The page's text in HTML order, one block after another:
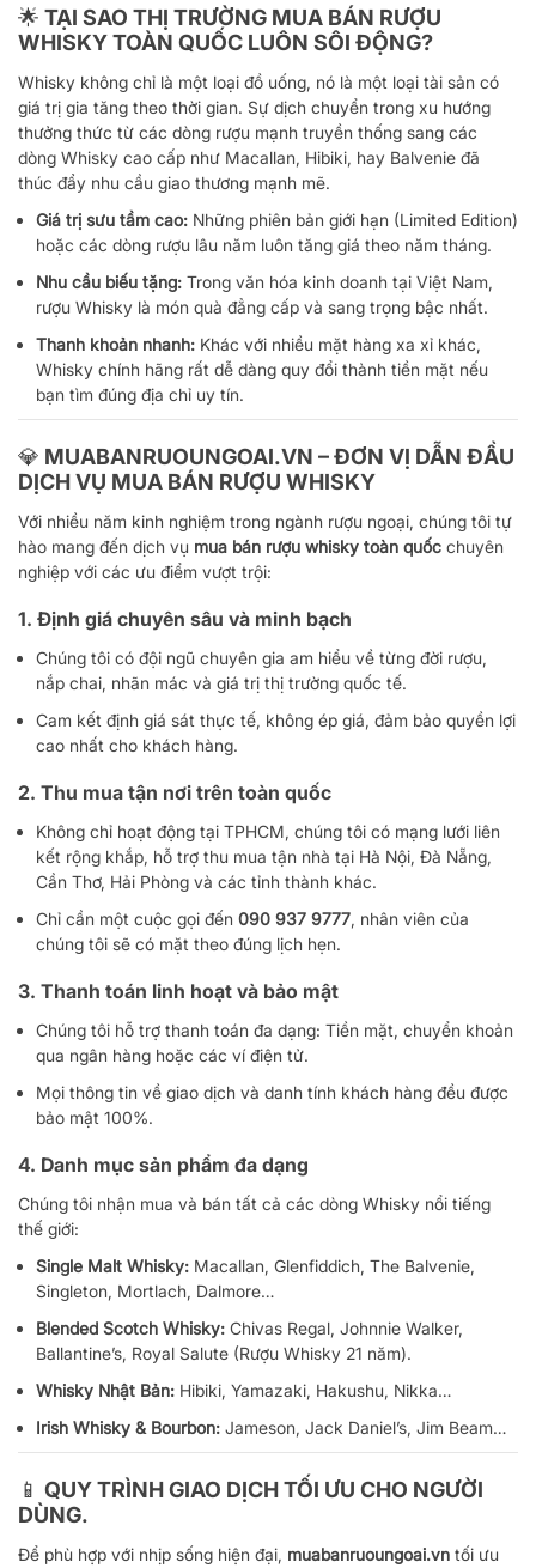
🌟 TẠI SAO THỊ TRƯỜNG MUA BÁN RƯỢU
WHISKY TOÀN QUỐC LUÔN SÔI ĐỘNG?
Whisky không chỉ là một loại đồ uống, nó là một loại tài sản có
giá trị gia tăng theo thời gian. Sự dịch chuyển trong xu hướng
thưởng thức từ các dòng rượu mạnh truyền thống sang các
dòng Whisky cao cấp như Macallan, Hibiki, hay Balvenie đã
thúc đẩy nhu cầu giao thương mạnh mẽ.
Giá trị sưu tầm cao: Những phiên bản giới hạn (Limited Edition)
hoặc các dòng rượu lâu năm luôn tăng giá theo năm tháng.
Nhu cầu biếu tặng: Trong văn hóa kinh doanh tại Việt Nam,
rượu Whisky là món quà đẳng cấp và sang trọng bậc nhất.
Thanh khoản nhanh: Khác với nhiều mặt hàng xa xỉ khác,
Whisky chính hãng rất dễ dàng quy đổi thành tiền mặt nếu
bạn tìm đúng địa chỉ uy tín.
💎 MUABANRUOUNGOAI.VN – ĐƠN VỊ DẪN ĐẦU
DỊCH VỤ MUA BÁN RƯỢU WHISKY
Với nhiều năm kinh nghiệm trong ngành rượu ngoại, chúng tôi tự
hào mang đến dịch vụ mua bán rượu whisky toàn quốc chuyên
nghiệp với các ưu điểm vượt trội:
1. Định giá chuyên sâu và minh bạch
Chúng tôi có đội ngũ chuyên gia am hiểu về từng đời rượu,
nắp chai, nhãn mác và giá trị thị trường quốc tế.
Cam kết định giá sát thực tế, không ép giá, đảm bảo quyền lợi
cao nhất cho khách hàng.
2. Thu mua tận nơi trên toàn quốc
Không chỉ hoạt động tại TPHCM, chúng tôi có mạng lưới liên
kết rộng khắp, hỗ trợ thu mua tận nhà tại Hà Nội, Đà Nẵng,
Cần Thơ, Hải Phòng và các tỉnh thành khác.
Chỉ cần một cuộc gọi đến 090 937 9777, nhân viên của
chúng tôi sẽ có mặt theo đúng lịch hẹn.
3. Thanh toán linh hoạt và bảo mật
Chúng tôi hỗ trợ thanh toán đa dạng: Tiền mặt, chuyển khoản
qua ngân hàng hoặc các ví điện tử.
Mọi thông tin về giao dịch và danh tính khách hàng đều được
bảo mật 100%.
4. Danh mục sản phẩm đa dạng
Chúng tôi nhận mua và bán tất cả các dòng Whisky nổi tiếng
thế giới:
Single Malt Whisky: Macallan, Glenfiddich, The Balvenie,
Singleton, Mortlach, Dalmore…
Blended Scotch Whisky: Chivas Regal, Johnnie Walker,
Ballantine’s, Royal Salute (Rượu Whisky 21 năm).
Whisky Nhật Bản: Hibiki, Yamazaki, Hakushu, Nikka…
Irish Whisky & Bourbon: Jameson, Jack Daniel’s, Jim Beam…
📱 QUY TRÌNH GIAO DỊCH TỐI ƯU CHO NGƯỜI
DÙNG.
Để phù hợp với nhịp sống hiện đại, muabanruoungoai.vn tối ưu